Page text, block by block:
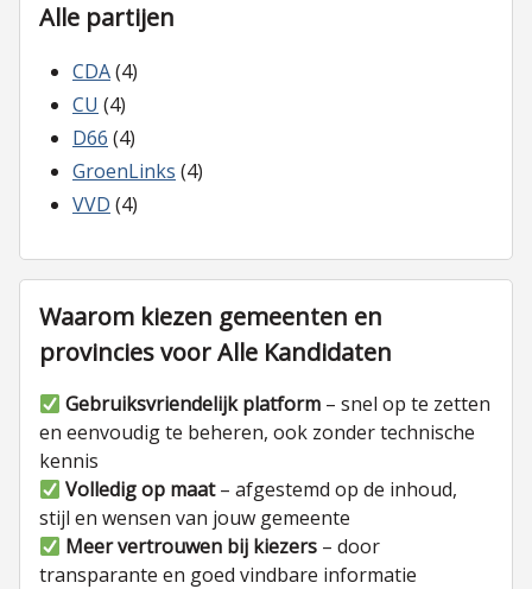
Alle partijen
CDA(4)
CU (4)
D66 (4)
GroenLinks (4)
VVD (4)
Waarom kiezen gemeenten en
provincies voor Alle Kandidaten
Gebruiksvriendelijk platform – snel op te zetten
en eenvoudig te beheren, ook zonder technische
kennis
Volledig op maat– afgestemd op de inhoud,
stijl en wensen van jouw gemeente
Meer vertrouwen bij kiezers – door
transparante en goed vindbare informatie